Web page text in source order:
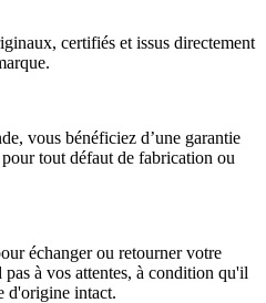
certifiés et issus directement
vous bénéficiez d’une garantie
tout défaut de fabrication ou
échanger ou retourner votre
à vos attentes, à condition qu'il
d'origine intact.